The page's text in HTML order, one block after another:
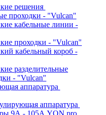
решения
проходки - "Vulcan"
кабельные линии -
проходки - "Vulcan"
кабельный короб -
разделительные
- "Vulcan"
аппаратура
аппаратура
9А - 105А YON pro